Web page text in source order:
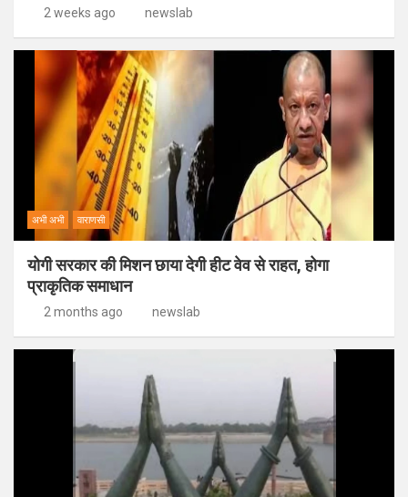
2 weeks ago newslab
अभी अभी वाराणसी
योगी सरकार की मिशन छाया देगी हीट वेव से राहत, होगा
प्राकृतिक समाधान
2 months ago newslab